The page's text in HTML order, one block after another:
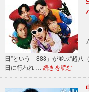
日”という「888」が並ぶ“超八
日に行われ … 続きを読む